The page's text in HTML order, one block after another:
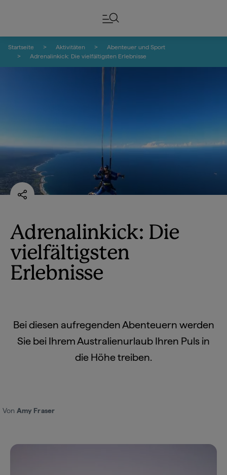
Startseite Aktivitäten
Abenteuer und Sport
Adrenalinkick: Die vielfältigsten Erlebnisse
Adrenalinkick: Die
vielfältigsten
Erlebnisse
Bei diesen aufregenden Abenteuern werden
Sie bei Ihrem Australienurlaub Ihren Puls in
die Höhe treiben.
Von Amy Fraser